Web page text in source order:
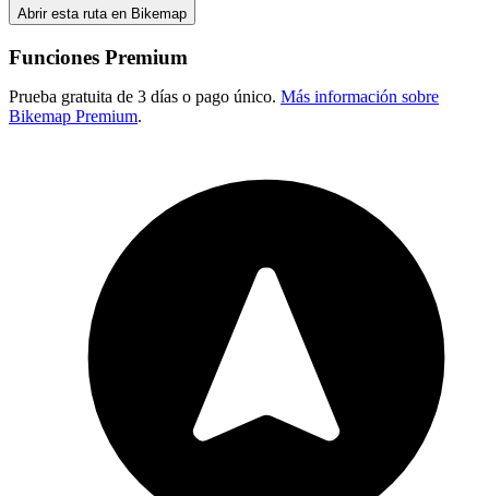
Abrir esta ruta en Bikemap
Funciones Premium
Prueba gratuita de 3 días o pago único. Más información sobre
Bikemap Premium.